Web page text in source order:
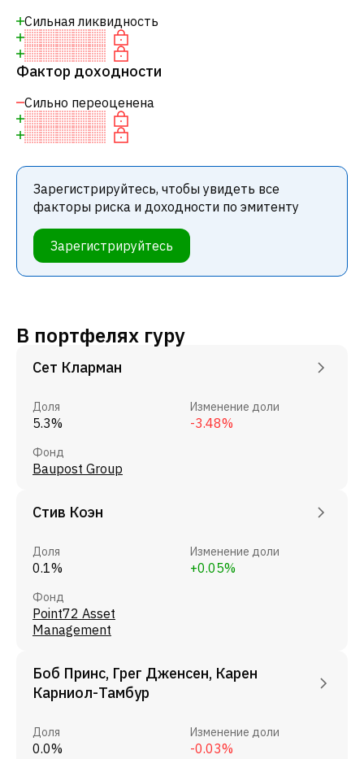
Сильная ликвидность
Фактор доходности
Сильно переоценена
Зарегистрируйтесь, чтобы увидеть все
факторы риска и доходности по эмитенту
Зарегистрируйтесь
В портфелях гуру
Сет Кларман
Доля
5.3%
Изменение доли
-3.48%
Фонд
Baupost Group
Стив Коэн
Доля
0.1%
Изменение доли
+0.05%
Фонд
Point72 Asset
Management
Боб Принс, Грег Дженсен, Карен
Карниол-Тамбур
Доля
0.0%
Изменение доли
-0.03%